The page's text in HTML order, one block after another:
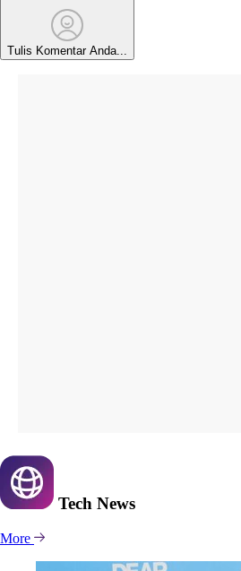
Tulis Komentar Anda...
Tech News
More